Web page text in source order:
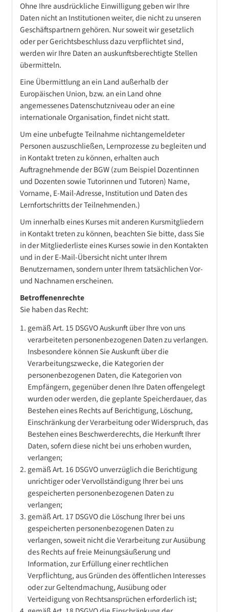
Ohne Ihre ausdrückliche Einwilligung geben wir Ihre
Daten nicht an Institutionen weiter, die nicht zu unseren
Geschäftspartnern gehören. Nur soweit wir gesetzlich
oder per Gerichtsbeschluss dazu verpflichtet sind,
werden wir Ihre Daten an auskunftsberechtigte Stellen
übermitteln.
Eine Übermittlung an ein Land außerhalb der
Europäischen Union, bzw. an ein Land ohne
angemessenes Datenschutzniveau oder an eine
internationale Organisation, findet nicht statt.
Um eine unbefugte Teilnahme nichtangemeldeter
Personen auszuschließen, Lernprozesse zu begleiten und
in Kontakt treten zu können, erhalten auch
Auftragnehmende der BGW (zum Beispiel Dozentinnen
und Dozenten sowie Tutorinnen und Tutoren) Name,
Vorname, E-Mail-Adresse, Institution und Daten des
Lernfortschritts der Teilnehmenden.)
Um innerhalb eines Kurses mit anderen Kursmitgliedern
in Kontakt treten zu können, beachten Sie bitte, dass Sie
in der Mitgliederliste eines Kurses sowie in den Kontakten
und in der E-Mail-Übersicht nicht unter Ihrem
Benutzernamen, sondern unter Ihrem tatsächlichen Vor-
und Nachnamen erscheinen.
Betroffenenrechte
Sie haben das Recht:
gemäß Art. 15 DSGVO Auskunft über Ihre von uns
verarbeiteten personenbezogenen Daten zu verlangen.
Insbesondere können Sie Auskunft über die
Verarbeitungszwecke, die Kategorien der
personenbezogenen Daten, die Kategorien von
Empfängern, gegenüber denen Ihre Daten offengelegt
wurden oder werden, die geplante Speicherdauer, das
Bestehen eines Rechts auf Berichtigung, Löschung,
Einschränkung der Verarbeitung oder Widerspruch, das
Bestehen eines Beschwerderechts, die Herkunft Ihrer
Daten, sofern diese nicht bei uns erhoben wurden,
verlangen;
gemäß Art. 16 DSGVO unverzüglich die Berichtigung
unrichtiger oder Vervollständigung Ihrer bei uns
gespeicherten personenbezogenen Daten zu
verlangen;
gemäß Art. 17 DSGVO die Löschung Ihrer bei uns
gespeicherten personenbezogenen Daten zu
verlangen, soweit nicht die Verarbeitung zur Ausübung
des Rechts auf freie Meinungsäußerung und
Information, zur Erfüllung einer rechtlichen
Verpflichtung, aus Gründen des öffentlichen Interesses
oder zur Geltendmachung, Ausübung oder
Verteidigung von Rechtsansprüchen erforderlich ist;